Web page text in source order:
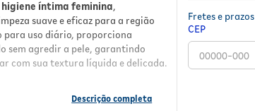
higiene íntima feminina,
suave e eficaz para a região
para uso diário, proporciona
sem agredir a pele, garantindo
com sua textura líquida e delicada.
Fretes e prazos
CEP